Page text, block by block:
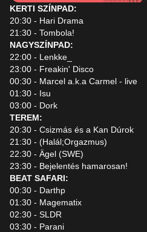
KERTI SZÍNPAD:
20:30 - Hari Drama
21:30 - Tombola!
NAGYSZÍNPAD:
22:00 - Lenkke_
23:00 - Freakin' Disco
00:30 - Marcel a.k.a Carmel - live
01:30 - Isu
03:00 - Dork
TEREM:
20:30 - Csizmás és a Kan Dúrok
21:30 - (Halál;Orgazmus)
22:30 - Ägel (SWE)
23:30 - Bejelentés hamarosan!
BEAT SAFARI:
00:30 - Darthp
01:30 - Magematix
02:30 - SLDR
03:30 - Parani